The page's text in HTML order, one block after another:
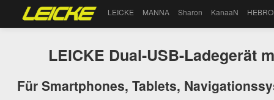
LEICKE MANNA Sharon KanaaN
LEICKE Dual-USB-Ladegerät
Für Smartphones, Tablets,